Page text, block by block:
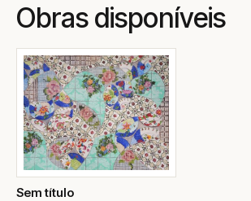
Obras disponíveis
Sem título